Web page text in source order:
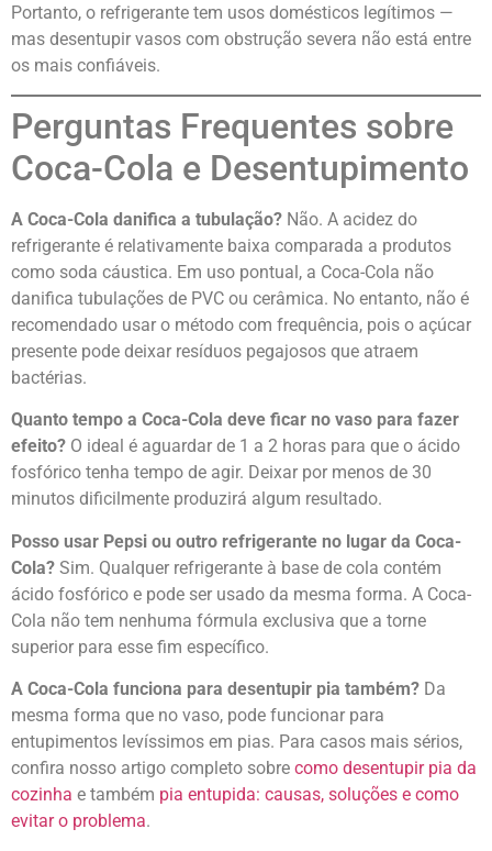
Portanto, o refrigerante tem usos domésticos legítimos —
mas desentupir vasos com obstrução severa não está entre
os mais confiáveis.
Perguntas Frequentes sobre
Coca-Cola e Desentupimento
A Coca-Cola danifica a tubulação? Não. A acidez do
refrigerante é relativamente baixa comparada a produtos
como soda cáustica. Em uso pontual, a Coca-Cola não
danifica tubulações de PVC ou cerâmica. No entanto, não é
recomendado usar o método com frequência, pois o açúcar
presente pode deixar resíduos pegajosos que atraem
bactérias.
Quanto tempo a Coca-Cola deve ficar no vaso para fazer
efeito? O ideal é aguardar de 1 a 2 horas para que o ácido
fosfórico tenha tempo de agir. Deixar por menos de 30
minutos dificilmente produzirá algum resultado.
Posso usar Pepsi ou outro refrigerante no lugar da Coca-
Cola? Sim. Qualquer refrigerante à base de cola contém
ácido fosfórico e pode ser usado da mesma forma. A Coca-
Cola não tem nenhuma fórmula exclusiva que a torne
superior para esse fim específico.
A Coca-Cola funciona para desentupir pia também? Da
mesma forma que no vaso, pode funcionar para
entupimentos levíssimos em pias. Para casos mais sérios,
confira nosso artigo completo sobre como desentupir pia da
cozinha e também pia entupida: causas, soluções e como
evitar o problema.